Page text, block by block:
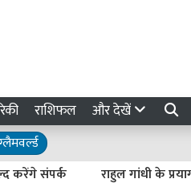
राशिफल और देखें
राहुल गांधी के प्रयागराज